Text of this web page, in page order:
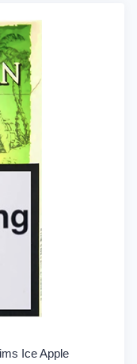
Ice Apple